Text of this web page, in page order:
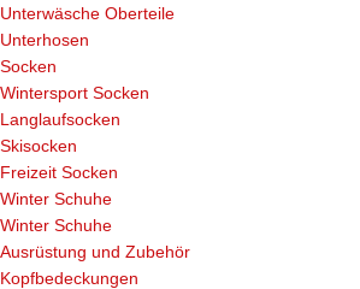
Unterwäsche Oberteile
Unterhosen
Socken
Wintersport Socken
Langlaufsocken
Skisocken
Freizeit Socken
Winter Schuhe
Winter Schuhe
Ausrüstung und Zubehör
Kopfbedeckungen